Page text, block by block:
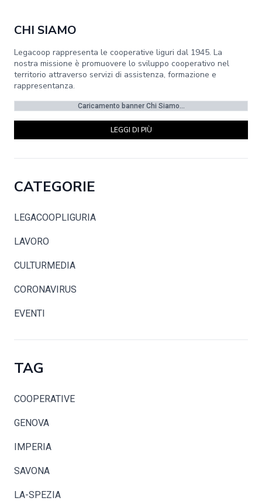
CHI SIAMO
Legacoop rappresenta le cooperative liguri dal 1945. La
nostra missione è promuovere lo sviluppo cooperativo nel
territorio attraverso servizi di assistenza, formazione e
rappresentanza.
Caricamento banner Chi Siamo...
LEGGI DI PIÙ
CATEGORIE
LEGACOOPLIGURIA
LAVORO
CULTURMEDIA
CORONAVIRUS
EVENTI
TAG
COOPERATIVE
GENOVA
IMPERIA
SAVONA
LA-SPEZIA